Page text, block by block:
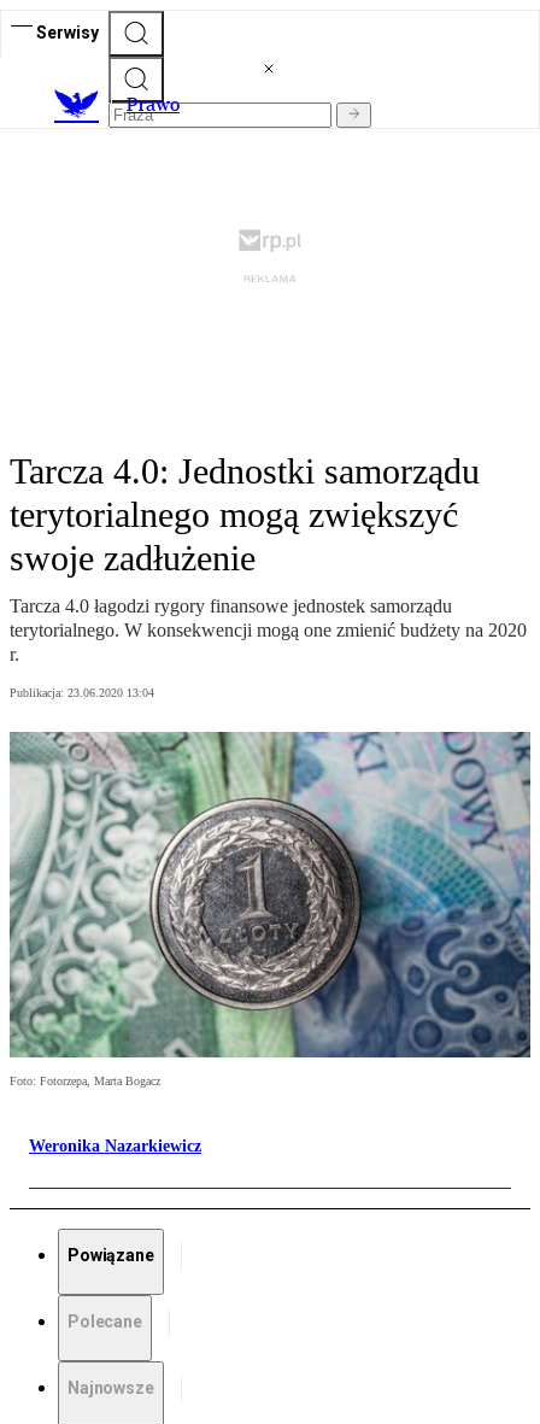
Serwisy
Prawo
Tarcza 4.0: Jednostki samorządu
terytorialnego mogą zwiększyć
swoje zadłużenie
Tarcza 4.0 łagodzi rygory finansowe jednostek samorządu
terytorialnego. W konsekwencji mogą one zmienić budżety na 2020
r.
Publikacja: 23.06.2020 13:04
Foto: Fotorzepa, Marta Bogacz
Weronika Nazarkiewicz
Powiązane
Polecane
Najnowsze